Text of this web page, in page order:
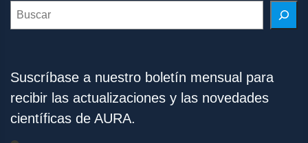
Search
Suscríbase a nuestro boletín mensual para
recibir las actualizaciones y las novedades
científicas de AURA.